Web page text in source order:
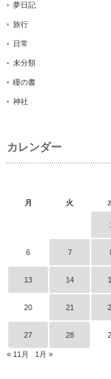
夢日記
旅行
日常
未分類
瞳の書
神社
カレンダー
月 火
6 7
13 14
20 21
27 28
« 11月 1月 »